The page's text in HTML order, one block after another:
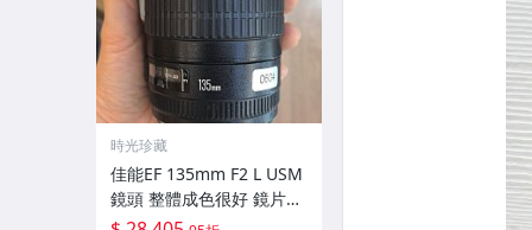
時光珍藏
佳能EF 135mm F2 L USM
鏡頭 整體成色很好 鏡片完
美無劃痕 功能一切正常 無